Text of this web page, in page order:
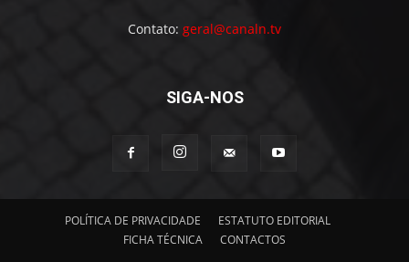
Contato: geral@canaln.tv
SIGA-NOS
POLÍTICA DE PRIVACIDADE
ESTATUTO EDITORIAL
FICHA TÉCNICA
CONTACTOS